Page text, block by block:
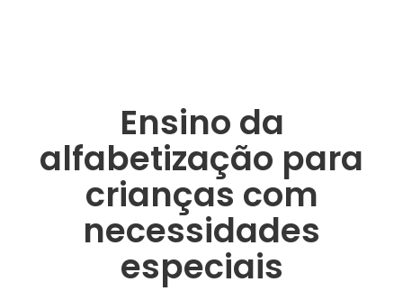
Ensino da
alfabetização para
crianças com
necessidades
especiais